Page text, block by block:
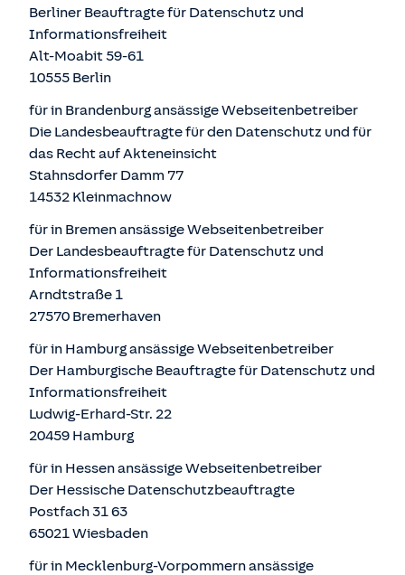
Berliner Beauftragte für Datenschutz und
Informationsfreiheit
Alt-Moabit 59-61
10555 Berlin
für in Brandenburg ansässige Webseitenbetreiber
Die Landesbeauftragte für den Datenschutz und für
das Recht auf Akteneinsicht
Stahnsdorfer Damm 77
14532 Kleinmachnow
für in Bremen ansässige Webseitenbetreiber
Der Landesbeauftragte für Datenschutz und
Informationsfreiheit
Arndtstraße 1
27570 Bremerhaven
für in Hamburg ansässige Webseitenbetreiber
Der Hamburgische Beauftragte für Datenschutz und
Informationsfreiheit
Ludwig-Erhard-Str. 22
20459 Hamburg
für in Hessen ansässige Webseitenbetreiber
Der Hessische Datenschutzbeauftragte
Postfach 31 63
65021 Wiesbaden
für in Mecklenburg-Vorpommern ansässige